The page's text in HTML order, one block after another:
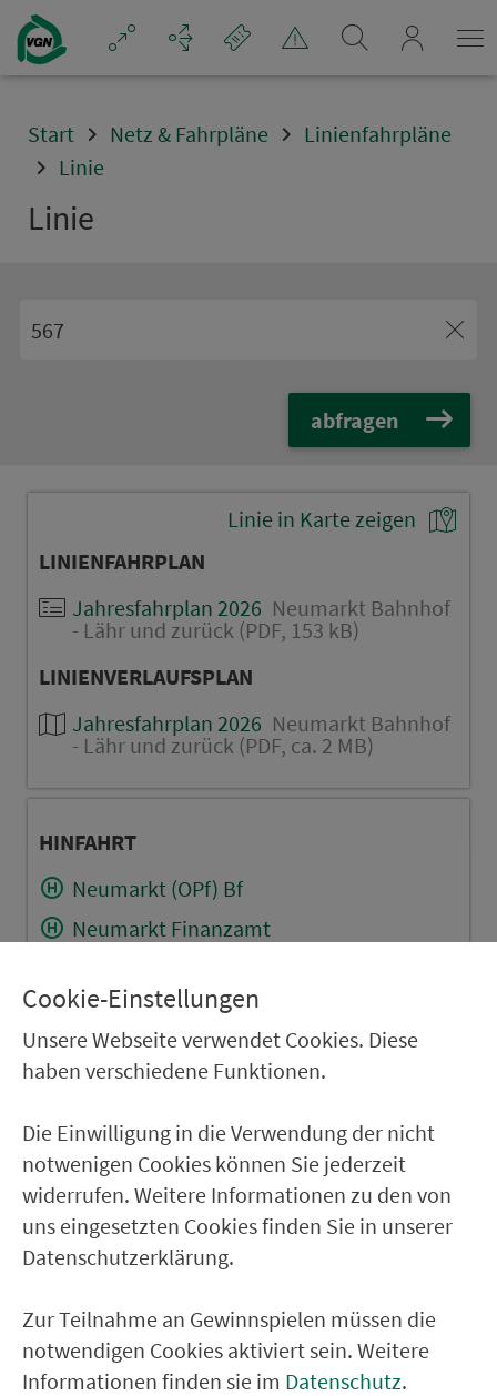
Navigation überspringen
Start Netz & Fahrpläne
Linienfahrpläne
Linie
Linie
abfragen
Linie in Karte zeigen
LINIENFAHRPLAN
Jahresfahrplan 2026 Neumarkt Bahnhof
- Lähr und zurück (PDF, 153 kB)
LINIENVERLAUFSPLAN
Jahresfahrplan 2026 Neumarkt Bahnhof
- Lähr und zurück (PDF, ca. 2 MB)
HINFAHRT
Neumarkt (OPf) Bf
Neumarkt Finanzamt
Neumarkt Schweningerstr.
Neumarkt Weinberger S./Schule
Neumarkt Wildbadstr.
Neumarkt Dientzenhoferstr.
Neumarkt Oberer Lährer Weg
Neumarkt Nobelstr.
Neumarkt Ärztehaus
Neumarkt Regensburger Str.
Lähr Fa. Klebl
Cookie-Einstellungen
Unsere Webseite verwendet Cookies. Diese
haben verschiedene Funktionen.
Die Einwilligung in die Verwendung der nicht
notwenigen Cookies können Sie jederzeit
widerrufen. Weitere Informationen zu den von
uns eingesetzten Cookies finden Sie in unserer
Datenschutzerklärung.
Zur Teilnahme an Gewinnspielen müssen die
notwendigen Cookies aktiviert sein. Weitere
Informationen finden sie im Datenschutz.